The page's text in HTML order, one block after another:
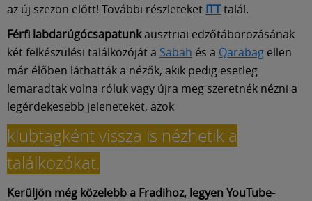
az új szezon előtt! További részleteket ITTtalál.
Férfi labdarúgócsapatunkausztriai edzőtáborozásának
két felkészülési találkozóját a Sabah és a Qarabag ellen
már élőben láthatták a nézők, akik pedig esetleg
lemaradtak volna róluk vagy újra meg szeretnék nézni a
legérdekesebb jeleneteket, azok
klubtagként vissza is nézhetik a
találkozókat.
Kerüljön még közelebb a Fradihoz, legyen YouTube-